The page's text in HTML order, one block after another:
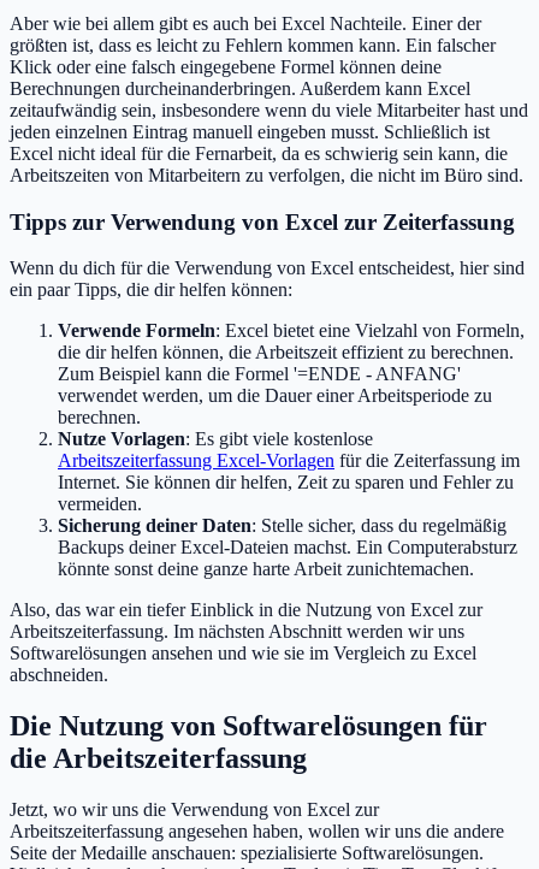
Aber wie bei allem gibt es auch bei Excel Nachteile. Einer der
größten ist, dass es leicht zu Fehlern kommen kann. Ein falscher
Klick oder eine falsch eingegebene Formel können deine
Berechnungen durcheinanderbringen. Außerdem kann Excel
zeitaufwändig sein, insbesondere wenn du viele Mitarbeiter hast und
jeden einzelnen Eintrag manuell eingeben musst. Schließlich ist
Excel nicht ideal für die Fernarbeit, da es schwierig sein kann, die
Arbeitszeiten von Mitarbeitern zu verfolgen, die nicht im Büro sind.
Tipps zur Verwendung von Excel zur Zeiterfassung
Wenn du dich für die Verwendung von Excel entscheidest, hier sind
ein paar Tipps, die dir helfen können:
Verwende Formeln: Excel bietet eine Vielzahl von Formeln,
die dir helfen können, die Arbeitszeit effizient zu berechnen.
Zum Beispiel kann die Formel '=ENDE - ANFANG'
verwendet werden, um die Dauer einer Arbeitsperiode zu
berechnen.
Nutze Vorlagen: Es gibt viele kostenlose
Arbeitszeiterfassung Excel-Vorlagen für die Zeiterfassung im
Internet. Sie können dir helfen, Zeit zu sparen und Fehler zu
vermeiden.
Sicherung deiner Daten: Stelle sicher, dass du regelmäßig
Backups deiner Excel-Dateien machst. Ein Computerabsturz
könnte sonst deine ganze harte Arbeit zunichtemachen.
Also, das war ein tiefer Einblick in die Nutzung von Excel zur
Arbeitszeiterfassung. Im nächsten Abschnitt werden wir uns
Softwarelösungen ansehen und wie sie im Vergleich zu Excel
abschneiden.
Die Nutzung von Softwarelösungen für
die Arbeitszeiterfassung
Jetzt, wo wir uns die Verwendung von Excel zur
Arbeitszeiterfassung angesehen haben, wollen wir uns die andere
Seite der Medaille anschauen: spezialisierte Softwarelösungen.